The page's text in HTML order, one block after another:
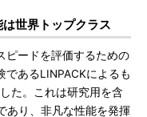
世界トップクラス
ードを評価するための
あるLINPACKによるも
た。これは研究用を含
あり、非凡な性能を発揮